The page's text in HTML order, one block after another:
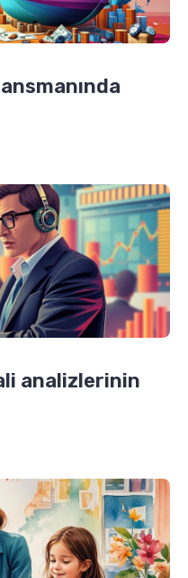
analizlerinin